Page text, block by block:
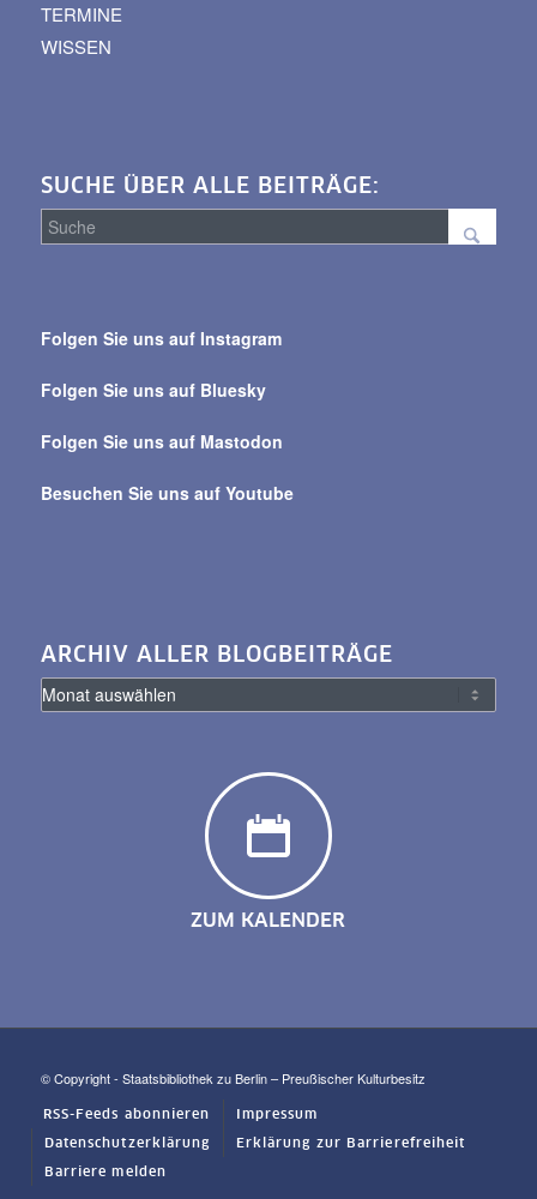
TERMINE
WISSEN
SUCHE ÜBER ALLE BEITRÄGE:
alle
Folgen Sie uns auf Instagram
Folgen Sie uns auf Bluesky
Folgen Sie uns auf Mastodon
Besuchen Sie uns auf Youtube
ARCHIV ALLER BLOGBEITRÄGE
ZUM KALENDER
© Copyright - Staatsbibliothek zu Berlin – Preußischer Kulturbesitz
RSS-Feeds abonnieren Impressum
Datenschutzerklärung Erklärung zur Barrierefreiheit
Barriere melden